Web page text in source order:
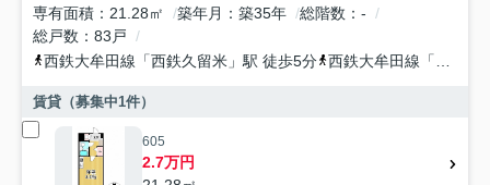
専有面積
21.28㎡ 築年月 築35年 総階数
-
総戸数
83戸
西鉄大牟田線 「西鉄久留米 」駅 徒歩5分 西鉄大牟田線 「
賃貸（募集中1件）
605
2.7万円